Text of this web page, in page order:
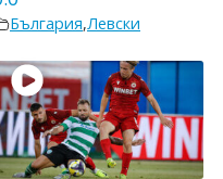
България,Левски